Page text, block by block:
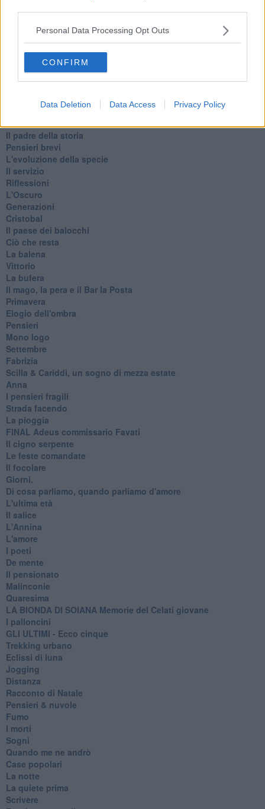
Personal Data Processing Opt Outs
CONFIRM
Data Deletion Data Access Privacy Policy
Estate
Il diluvio
La classe
Pensieri incoerenti
Dal balcone
Il guardiano
Lo sgombero
Il padre della storia
Pensieri brevi
L'evoluzione della specie
Il servizio
Riflessioni
L'Oscuro
Generazioni
Cristobal
Il paese dei balocchi
Ciò che resta
La balena
Vittorio
La bufera
Il mago, la pera e il Bar la Posta
Primavera
Elogio dell'ombra
Pensieri
Mono logo
Settembre
Fabrizia
​Scilla & Cariddi, un sogno di mezza estate
Anna
I pensieri fragili
Strada facendo
La pioggia
FINAL Adeus commissario Favati
Il cigno serpente
Le feste comandate
Il focolare
Giorni.
Di cosa parliamo, quando parliamo d'amore
L'ultima età
Il salice
L'Annina
L'amore
I poeti
De mente
Il pensionato
Malinconie
Quaresima
LA BIONDA DI SOIANA Memorie del Celati giovane
I palloncini
GLI ULTIMI - Ecco cinque
Trekking urbano
Eclissi di luna
Jogging
Distanza
Racconto di Natale
Pensieri & nuvole
Fumo
I morti
Sogni
Quando me ne andrò
Case popolari
La notte
La quiete prima
Scrivere